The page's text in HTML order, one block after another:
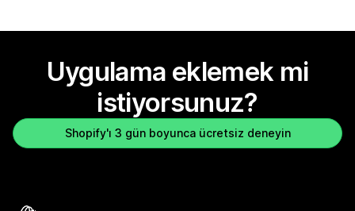
Uygulama eklemek mi
istiyorsunuz?
Shopify'ı 3 gün boyunca ücretsiz deneyin